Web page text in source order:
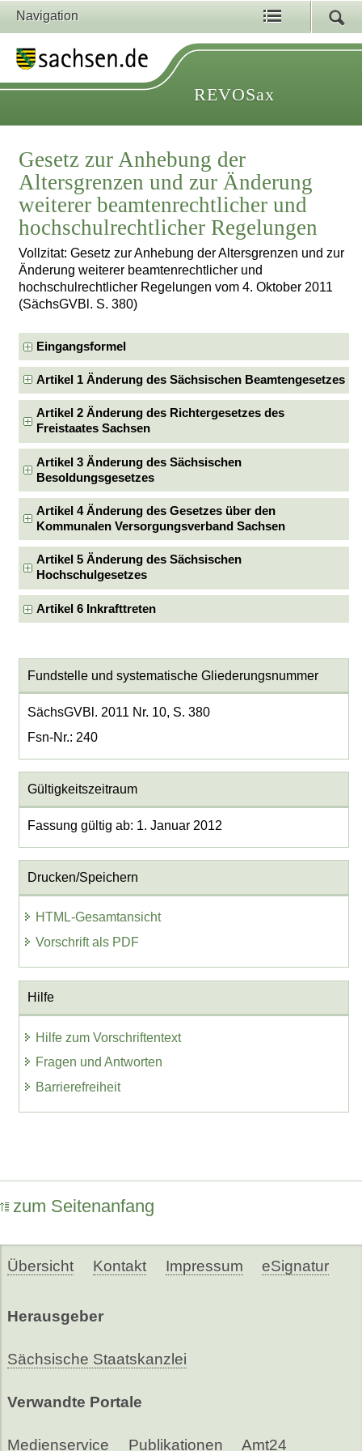
Navigation
REVOSax
Gesetz zur Anhebung der
Altersgrenzen und zur Änderung
weiterer beamtenrechtlicher und
hochschulrechtlicher Regelungen
Vollzitat: Gesetz zur Anhebung der Altersgrenzen und zur
Änderung weiterer beamtenrechtlicher und
hochschulrechtlicher Regelungen vom 4. Oktober 2011
(SächsGVBl. S. 380)
Eingangsformel
Artikel 1 Änderung des Sächsischen Beamtengesetzes
Artikel 2 Änderung des Richtergesetzes des
Freistaates Sachsen
Artikel 3 Änderung des Sächsischen
Besoldungsgesetzes
Artikel 4 Änderung des Gesetzes über den
Kommunalen Versorgungsverband Sachsen
Artikel 5 Änderung des Sächsischen
Hochschulgesetzes
Artikel 6 Inkrafttreten
Fundstelle und systematische Gliederungsnummer
SächsGVBl. 2011 Nr. 10, S. 380
Fsn-Nr.: 240
Gültigkeitszeitraum
Fassung gültig ab: 1. Januar 2012
Drucken/Speichern
HTML-Gesamtansicht
Vorschrift als PDF
Hilfe
Hilfe zum Vorschriftentext
Fragen und Antworten
Barrierefreiheit
zum Seitenanfang
Übersicht Kontakt Impressum eSignatur
Herausgeber
Sächsische Staatskanzlei
Verwandte Portale
Medienservice Publikationen Amt24